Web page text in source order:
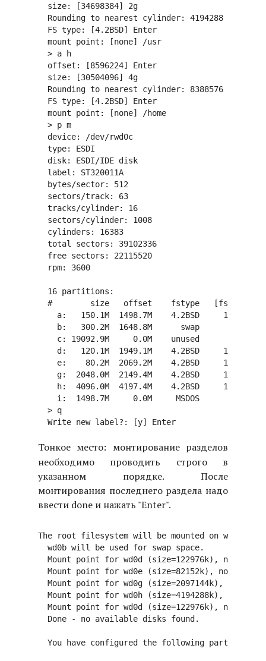
  size: [34698384] 2g
  Rounding to nearest cylinder: 4194288
  FS type: [4.2BSD] Enter
  mount point: [none] /usr
  > a h
  offset: [8596224] Enter
  size: [30504096] 4g
  Rounding to nearest cylinder: 8388576
  FS type: [4.2BSD] Enter
  mount point: [none] /home
  > p m
  device: /dev/rwd0c
  type: ESDI
  disk: ESDI/IDE disk
  label: ST320011A
  bytes/sector: 512
  sectors/track: 63
  tracks/cylinder: 16
  sectors/cylinder: 1008
  cylinders: 16383
  total sectors: 39102336
  free sectors: 22115520
  rpm: 3600
  16 partitions:
#        size   offset    fstype   [fsize
a:   150.1M  1498.7M    4.2BSD     1024
    b:   300.2M  1648.8M      swap
c: 19092.9M     0.0M    unused        0
d:   120.1M  1949.1M    4.2BSD     1024
e:    80.2M  2069.2M    4.2BSD     1024
g:  2048.0M  2149.4M    4.2BSD     1024
h:  4096.0M  4197.4M    4.2BSD     1024
    i:  1498.7M     0.0M     MSDOS
  > q
Тонкое место: монтирование разделов
необходимо проводить строго в
указанном порядке. После
монтирования последнего раздела надо
ввести done и нажать "Enter".
The root filesystem will be mounted on wd0a.
  wd0b will be used for swap space.
Mount point for wd0d (size=122976k), none or
Mount point for wd0e (size=82152k), none or
Mount point for wd0g (size=2097144k), none or
Mount point for wd0h (size=4194288k), none or
Mount point for wd0d (size=122976k), none or
  Done - no available disks found.
You have configured the following partitions